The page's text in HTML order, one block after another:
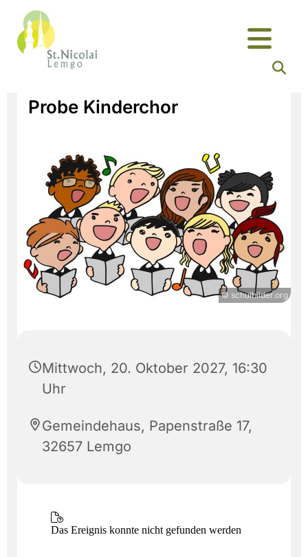
Probe Kinderchor
© schulbilder.org
Mittwoch, 20. Oktober 2027, 16:30
Uhr
Gemeindehaus, Papenstraße 17,
32657 Lemgo